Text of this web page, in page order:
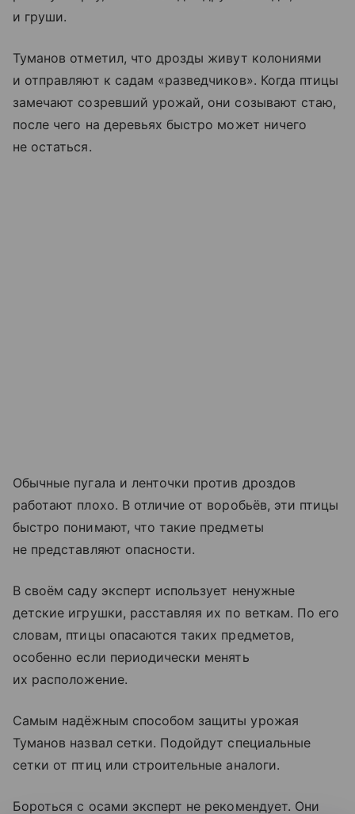
и груши.
Туманов отметил, что дрозды живут колониями
и отправляют к садам «разведчиков». Когда птицы
замечают созревший урожай, они созывают стаю,
после чего на деревьях быстро может ничего
не остаться.
Обычные пугала и ленточки против дроздов
работают плохо. В отличие от воробьёв, эти птицы
быстро понимают, что такие предметы
не представляют опасности.
В своём саду эксперт использует ненужные
детские игрушки, расставляя их по веткам. По его
словам, птицы опасаются таких предметов,
особенно если периодически менять
их расположение.
Самым надёжным способом защиты урожая
Туманов назвал сетки. Подойдут специальные
сетки от птиц или строительные аналоги.
Бороться с осами эксперт не рекомендует. Они